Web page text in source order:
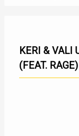
KERI & VALI UMBRĂ – FURĂM STARTUL
(FEAT. RAGE)